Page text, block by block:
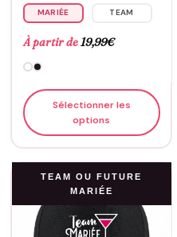
MARIÉE TEAM
À partir de19,99€
Sélectionner les
options
TEAM OU FUTURE
MARIÉE